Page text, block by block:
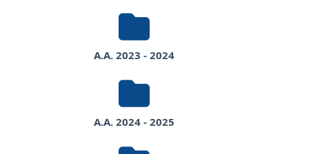
A.A. 2023 - 2024
A.A. 2024 - 2025